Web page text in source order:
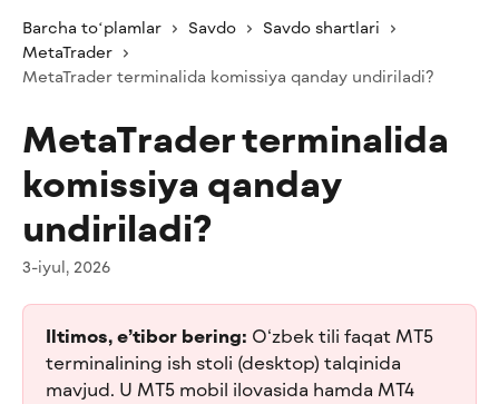
Barcha toʻplamlar Savdo
Savdo shartlari
MetaTrader
MetaTrader terminalida komissiya qanday undiriladi?
MetaTrader terminalida
komissiya qanday
undiriladi?
3-iyul, 2026
Iltimos, e’tibor bering: O‘zbek tili faqat MT5
terminalining ish stoli (desktop) talqinida
mavjud. U MT5 mobil ilovasida hamda MT4